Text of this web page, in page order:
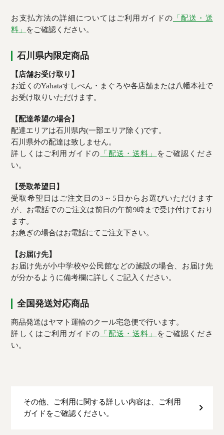
お支払方法の詳細についてはご利用ガイドの 「配送・送
料」 をご確認ください。
石川県内限定商品
【店舗お受け取り】
お近くのYahataすしべん・まぐろや各店舗または八幡本社で
お受け取りいただけます。
【配達希望の場合】
配達エリアは石川県内(一部エリア除く)です。
石川県外の配達は致しません。
詳しくはご利用ガイドの 「配送・送料」
をご確認くださ
い。
【受取希望日】
受取希望日はご注文日の3～5日からお選びいただけます
が、お電話でのご注文は前日の午前9時まで受け付けており
ます。
お急ぎの場合はお電話にてご注文下さい。
【お届け先】
お届け先が小中学校や公民館などの施設の場合、お届け先
が分かるように備考欄に詳しくご記入ください。
全国発送対応商品
商品発送はヤマト運輸のクール宅急便で行います。
詳しくはご利用ガイドの 「配送・送料」
をご確認くださ
い。
その他、ご利用に関する詳しい内容は、ご利用
ガイドをご確認ください。